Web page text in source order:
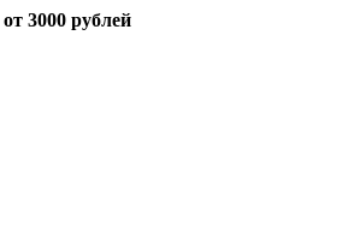
от 3000 рублей